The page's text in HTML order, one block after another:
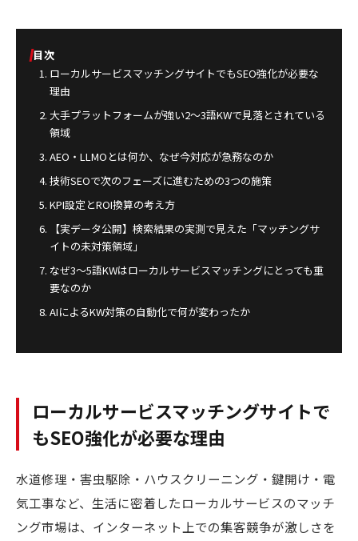
目次
ローカルサービスマッチングサイトでもSEO強化が必要な
理由
大手プラットフォームが強い2〜3語KWで見落とされている
領域
AEO・LLMOとは何か、なぜ今対応が急務なのか
技術SEOで次のフェーズに進むための3つの施策
KPI設定とROI換算の考え方
【実データ公開】検索結果の実測で見えた「マッチングサ
イトの未対策領域」
なぜ3〜5語KWはローカルサービスマッチングにとっても重
要なのか
AIによるKW対策の自動化で何が変わったか
ローカルサービスマッチングサイトで
もSEO強化が必要な理由
水道修理・害虫駆除・ハウスクリーニング・鍵開け・電
気工事など、生活に密着したローカルサービスのマッチ
ング市場は、インターネット上での集客競争が激しさを